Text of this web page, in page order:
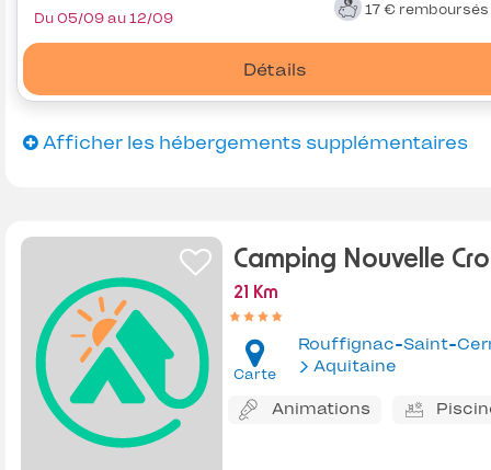
17 € remboursés
Détails
Du 05/09 au 12/09
Afficher les hébergements supplémentaires
Camping Nouvelle
21 Km
Carte Aquitaine
Animations